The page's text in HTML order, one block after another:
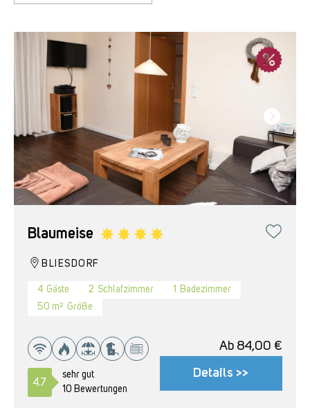
Blaumeise
BLIESDORF
4 Gäste 2 Schlafzimmer 1
Badezimmer
50 m² Größe
4.7
sehr gut
10 Bewertungen
Ab 84,00 €
Details >>